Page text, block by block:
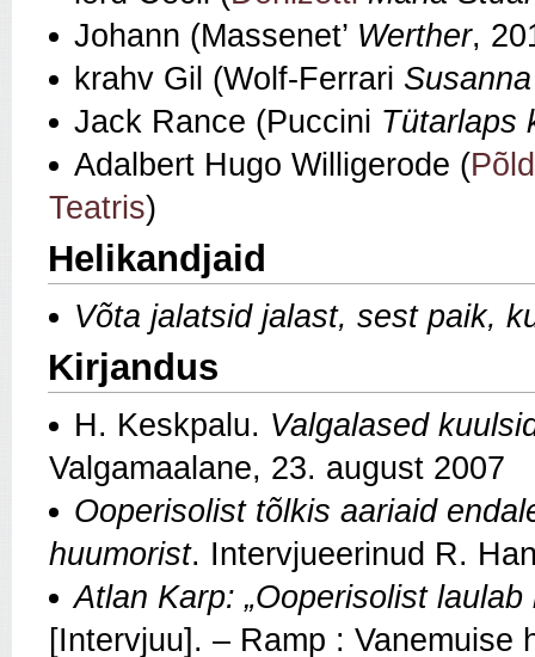
Johann (Massenet’ Werther,
krahv Gil (Wolf-Ferrari
Jack Rance (Puccini Tütarlaps
Adalbert Hugo Willigerode (
Teatris)
Helikandjaid
Võta jalatsid jalast, sest paik,
Kirjandus
H. Keskpalu. Valgalased
Valgamaalane, 23. august 2007
Ooperisolist tõlkis aariaid
huumorist. Intervjueerinud R.
Atlan Karp: „Ooperisolist
[Intervjuu]. – Ramp : Vanemuise